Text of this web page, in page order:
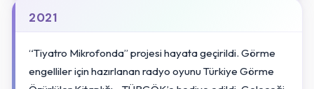
2021
“Tiyatro Mikrofonda” projesi hayata geçirildi. Görme
engelliler için hazırlanan radyo oyunu Türkiye Görme